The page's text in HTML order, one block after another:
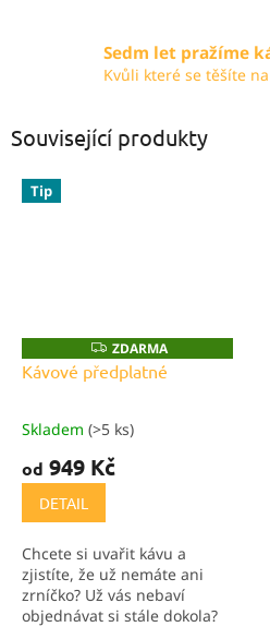
Sedm let pražíme
Kvůli které se těšíte
Související produkty
Tip
Z
D
A
A
ZDARMA
Kávové předplatné
Průměrné
produktu
5,0
5
hvězdiček.
Skladem (>5 ks)
od 949 Kč
DETAIL
Chcete si uvařit kávu a
zjistíte, že už nemáte ani
zrníčko? Už vás nebaví
objednávat si stále dokola?